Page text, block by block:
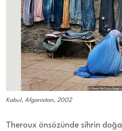
Kabul, Afganistan, 2002
Theroux önsözünde sihrin